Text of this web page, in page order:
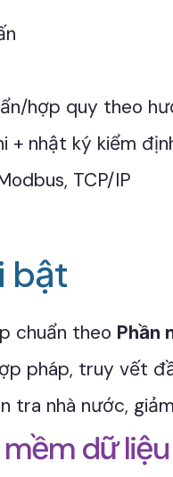
hợp quy theo
+ nhật ký kiểm
TCP/IP
bật
chuẩn theo Phần
pháp, truy vết
nhà nước,
dữ liệu